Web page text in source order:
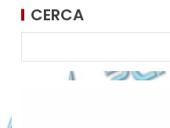
CERCA